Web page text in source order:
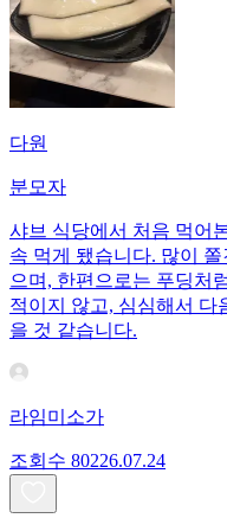
다원
분모자
샤브 식당에서 처음 먹어
속 먹게 됐습니다. 많이
으며, 한편으로는 푸딩처
적이지 않고, 심심해서 다
을 것 같습니다.
라임미소가
조회수 80226.07.24